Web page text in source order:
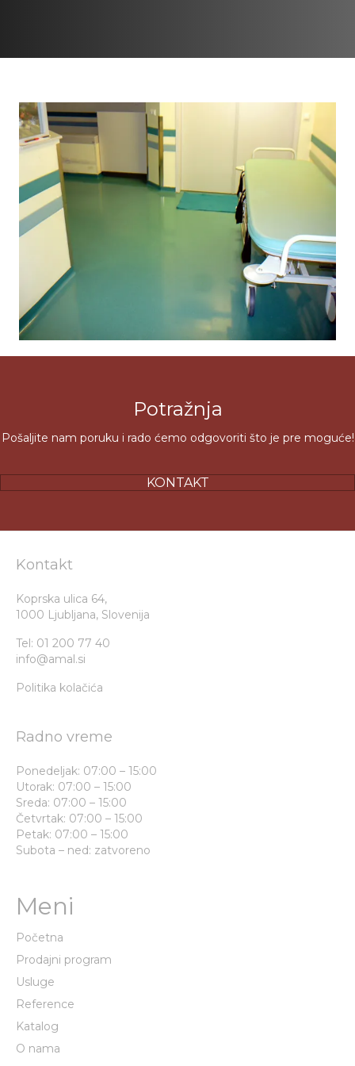
Potražnja
Pošaljite nam poruku i rado ćemo odgovoriti što je pre moguće!
KONTAKT
Kontakt
Koprska ulica 64,
1000 Ljubljana, Slovenija
Tel: 01 200 77 40
info@amal.si
Politika kolačića
Radno vreme
Ponedeljak: 07:00 – 15:00
Utorak: 07:00 – 15:00
Sreda: 07:00 – 15:00
Četvrtak: 07:00 – 15:00
Petak: 07:00 – 15:00
Subota – ned: zatvoreno
Meni
Početna
Prodajni program
Usluge
Reference
Katalog
O nama